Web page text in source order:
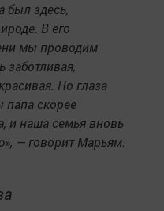
был здесь,
В его
мы проводим
заботливая,
Но глаза
папа скорее
и наша семья вновь
— говорит Марьям.